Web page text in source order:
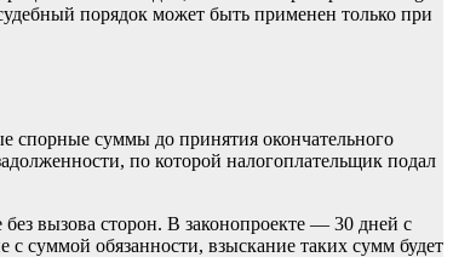
порядок может быть применен только при
спорные суммы до принятия окончательного
по которой налогоплательщик подал
вызова сторон. В законопроекте — 30 дней с
с суммой обязанности, взыскание таких сумм будет